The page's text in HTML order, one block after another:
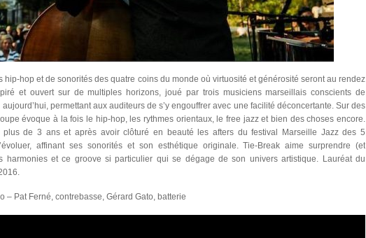
hip-hop et de sonorités des quatre coins du monde où virtuosité et générosité seront au rendez
et ouvert sur de multiples horizons, joué par trois musiciens marseillais conscients de
permettant aux auditeurs de s’y engouffrer avec une facilité déconcertante. Sur des
évoque à la fois le hip-hop, les rythmes orientaux, le free jazz et bien des choses encore.
plus de 3 ans et après avoir clôturé en beauté les afters du festival Marseille Jazz des 5
affinant ses sonorités et son esthétique originale.Tie-Breakaime surprendre (et
harmonies et ce groove si particulier qui se dégage de son univers artistique. Lauréat du
– Pat Ferné , contrebasse, Gérard Gato , batterie